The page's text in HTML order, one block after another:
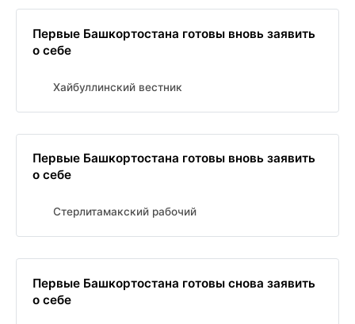
Первые Башкортостана готовы вновь заявить
о себе
Хайбуллинский вестник
Первые Башкортостана готовы вновь заявить
о себе
Стерлитамакский рабочий
Первые Башкортостана готовы снова заявить
о себе